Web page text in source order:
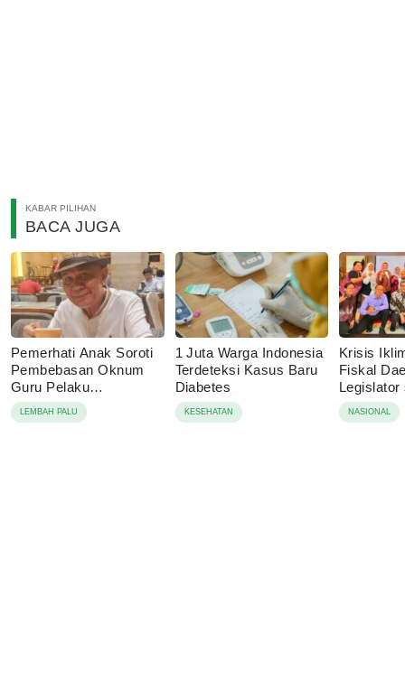
KABAR PILIHAN
BACA JUGA
Pemerhati Anak Soroti
Pembebasan Oknum
Guru Pelaku
Pencabulan, Desak
Proses Hukum
LEMBAH PALU
1 Juta Warga Indonesia
Terdeteksi Kasus Baru
Diabetes
KESEHATAN
Krisis
Fiskal
Legislator
Dorong
NASIONAL